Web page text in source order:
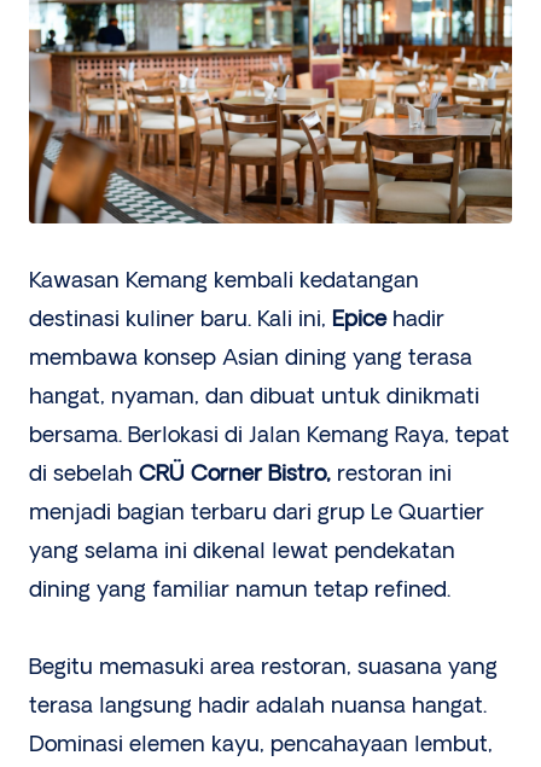
Kawasan Kemang kembali kedatangan
destinasi kuliner baru. Kali ini, Epice hadir
membawa konsep Asian dining yang terasa
hangat, nyaman, dan dibuat untuk dinikmati
bersama. Berlokasi di Jalan Kemang Raya, tepat
di sebelah CRÜ Corner Bistro, restoran ini
menjadi bagian terbaru dari grup Le Quartier
yang selama ini dikenal lewat pendekatan
dining yang familiar namun tetap refined.
Begitu memasuki area restoran, suasana yang
terasa langsung hadir adalah nuansa hangat.
Dominasi elemen kayu, pencahayaan lembut,